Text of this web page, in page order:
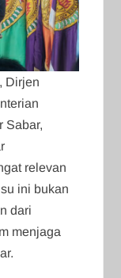
Dirjen
Sabar,
relevan
ini bukan
dari
menjaga